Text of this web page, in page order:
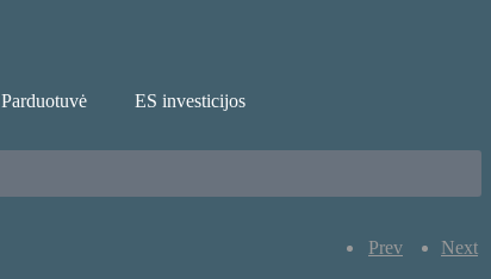
Parduotuvė ES investicijos
Prev Next